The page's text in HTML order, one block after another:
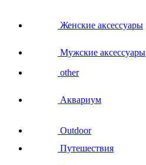
Женские аксессуары
Мужские аксессуары
other
Аквариум
Outdoor
Путешествия